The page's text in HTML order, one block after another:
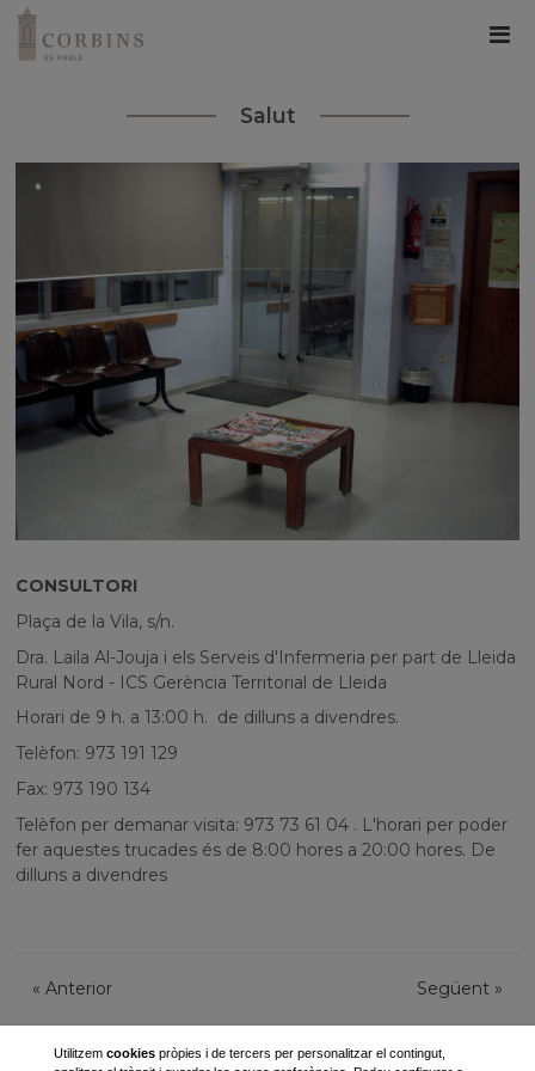
Salut
CONSULTORI
Plaça de la Vila, s/n.
Dra. Laila Al-Jouja i els Serveis d'Infermeria per part de Lleida
Rural Nord - ICS Gerència Territorial de Lleida
Horari de 9 h. a 13:00 h. de dilluns a divendres.
Telèfon: 973 191 129
Fax: 973 190 134
Telèfon per demanar visita: 973 73 61 04 . L'horari per poder
fer aquestes trucades és de 8:00 hores a 20:00 hores. De
dilluns a divendres
«Anterior Següent »
Utilitzem cookiespròpies i de tercers per personalitzar el contingut,